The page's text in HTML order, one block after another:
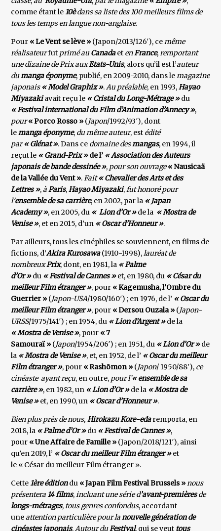
comme étant le 10èdans sa liste des 100 meilleurs filmsde
tous les temps en langue non-anglaise.
Pour « Le Vent se lève » (Japon/2013/126′), cemême
réalisateurfut primé auCanadaet enFrance,remportant
une dizaine de Prix auxEtats-Unis, alors qu’il est l’auteur
dumanga éponyme, publié, en 2009-2010, dans lemagazine
japonais « Model Graphix ».Au préalable, en 1993,Hayao
Miyazakiavait reçu le « Cristal du Long-Métrage »du
« Festival international du Film d’Animation d’Annecy »,
pour« Porco Rosso » (Japon/1992/93′), dont
lemanga éponyme, du même auteur, est édité
par« Glénat ». Dans ce domaine desmangas, en 1994, il
reçut le « Grand-Prix »de l’ « Association des Auteurs
japonais de bande dessinée », pour son ouvrage« Nausicaä
de la Vallée du Vent ».Fait« Chevalier des Arts et des
Lettres »,àParis,Hayao Miyazaki,fut honoré pour
l’ensemble de sa carrière, en 2002, par la « Japan
Academy », en 2005, du « Lion d’Or »de la « Mostra de
Venise », et en 2015, d’un « Oscar d’Honneur ».
Par ailleurs, tous les cinéphiles se souviennent, en films de
fictions, d’Akira Kurosawa(1910-1998),lauréat de
nombreuxPrix, dont, en 1981, la « Palme
d’Or »du « Festival de Cannes »et, en 1980, du « César du
meilleurFilm étranger », pour « Kagemusha, l’Ombre du
Guerrier » (Japon-USA/1980/160′) ; en 1976, de l’ « Oscar du
meilleur Film étranger », pour « Dersou Ouzala » (Japon-
URSS/1975/141′) ; en 1954, du « Lion d’Argent »de la
« Mostra de Venise », pour « 7
Samouraï » (Japon/1954/206′) ; en 1951, du « Lion d’Or »de
la « Mostra de Venise », et, en 1952, de l’ « Oscar du meilleur
Film étranger », pour « Rashōmon » (Japon/ 1950/88′), ce
cinéaste ayant reçu, en outre, pour l’« ensemble de sa
carrière », en 1982, un « Lion d’Or »de la « Mostra de
Venise »et, en 1990, un « Oscar d’Honneur ».
Bien plus près de nous, Hirokazu Kore-edaremporta, en
2018, la « Palme d’Or »du « Festival de Cannes »,
pour « Une Affaire de Famille » (Japon/2018/121′), ainsi
qu’en 2019, l’ « Oscar du meilleur Film étranger »et
le « César du meilleur Film étranger ».
Cette 1ère éditiondu « Japan Film Festival Brussels »nous
présentera 14 films,incluant une série d’avant-premièresde
longs-métrages, tous genres confondus, accordant
uneattention particulière pour lanouvelle génération de
cinéastes japonais.Autour duFestival, qui se veut tous